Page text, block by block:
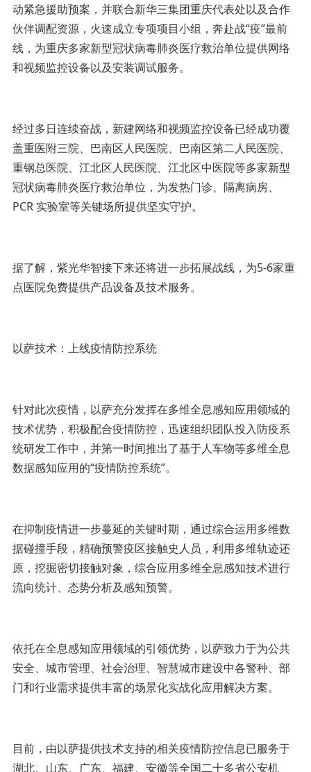
动紧急援助预案，并联合新华三集团重庆代表处以及合作
伙伴调配资源，火速成立专项项目小组，奔赴战“疫”最前
线，为重庆多家新型冠状病毒肺炎医疗救治单位提供网络
和视频监控设备以及安装调试服务。
经过多日连续奋战，新建网络和视频监控设备已经成功覆
盖重医附三院、巴南区人民医院、巴南区第二人民医院、
重钢总医院、江北区人民医院、江北区中医院等多家新型
冠状病毒肺炎医疗救治单位，为发热门诊、隔离病房、
PCR 实验室等关键场所提供坚实守护。
据了解，紫光华智接下来还将进一步拓展战线，为5-6家重
点医院免费提供产品设备及技术服务。
以萨技术：上线疫情防控系统
针对此次疫情，以萨充分发挥在多维全息感知应用领域的
技术优势，积极配合疫情防控，迅速组织团队投入防疫系
统研发工作中，并第一时间推出了基于人车物等多维全息
数据感知应用的“疫情防控系统”。
在抑制疫情进一步蔓延的关键时期，通过综合运用多维数
据碰撞手段，精确预警疫区接触史人员，利用多维轨迹还
原，挖掘密切接触对象，综合应用多维全息感知技术进行
流向统计、态势分析及感知预警。
依托在全息感知应用领域的引领优势，以萨致力于为公共
安全、城市管理、社会治理、智慧城市建设中各警种、部
门和行业需求提供丰富的场景化实战化应用解决方案。
目前，由以萨提供技术支持的相关疫情防控信息已服务于
湖北、山东、广东、福建、安徽等全国二十多省公安机